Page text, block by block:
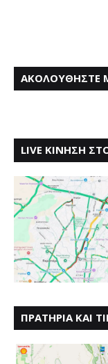
ΑΚΟΛΟΥΘΗΣΤΕ
LIVE ΚΙΝΗΣΗ
ΠΡΑΤΗΡΙΑ ΚΑΙ